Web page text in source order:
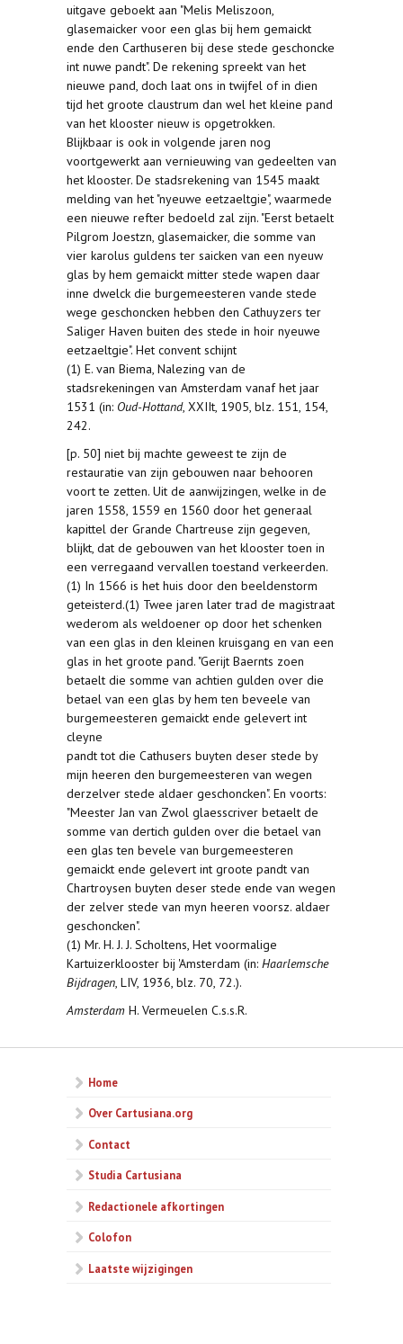
uitgave geboekt aan "Melis Meliszoon,
glasemaicker voor een glas bij hem gemaickt
ende den Carthuseren bij dese stede geschoncke
int nuwe pandt". De rekening spreekt van het
nieuwe pand, doch laat ons in twijfel of in dien
tijd het groote claustrum dan wel het kleine pand
van het klooster nieuw is opgetrokken.
Blijkbaar is ook in volgende jaren nog
voortgewerkt aan vernieuwing van gedeelten van
het klooster. De stadsrekening van 1545 maakt
melding van het "nyeuwe eetzaeltgie", waarmede
een nieuwe refter bedoeld zal zijn. "Eerst betaelt
Pilgrom Joestzn, glasemaicker, die somme van
vier karolus guldens ter saicken van een nyeuw
glas by hem gemaickt mitter stede wapen daar
inne dwelck die burgemeesteren vande stede
wege geschoncken hebben den Cathuyzers ter
Saliger Haven buiten des stede in hoir nyeuwe
eetzaeltgie". Het convent schijnt
(1) E. van Biema, Nalezing van de
stadsrekeningen van Amsterdam vanaf het jaar
1531 (in: Oud-Hottand, XXIIt, 1905, blz. 151, 154,
242.
[p. 50] niet bij machte geweest te zijn de
restauratie van zijn gebouwen naar behooren
voort te zetten. Uit de aanwijzingen, welke in de
jaren 1558, 1559 en 1560 door het generaal
kapittel der Grande Chartreuse zijn gegeven,
blijkt, dat de gebouwen van het klooster toen in
een verregaand vervallen toestand verkeerden.
(1) In 1566 is het huis door den beeldenstorm
geteisterd.(1) Twee jaren later trad de magistraat
wederom als weldoener op door het schenken
van een glas in den kleinen kruisgang en van een
glas in het groote pand. "Gerijt Baernts zoen
betaelt die somme van achtien gulden over die
betael van een glas by hem ten beveele van
burgemeesteren gemaickt ende gelevert int
cleyne
pandt tot die Cathusers buyten deser stede by
mijn heeren den burgemeesteren van wegen
derzelver stede aldaer geschoncken". En voorts:
"Meester Jan van Zwol glaesscriver betaelt de
somme van dertich gulden over die betael van
een glas ten bevele van burgemeesteren
gemaickt ende gelevert int groote pandt van
Chartroysen buyten deser stede ende van wegen
der zelver stede van myn heeren voorsz. aldaer
geschoncken".
(1) Mr. H. J. J. Scholtens, Het voormalige
Kartuizerklooster bij 'Amsterdam (in: Haarlemsche
Bijdragen, LIV, 1936, blz. 70, 72.).
Amsterdam H. Vermeuelen C.s.s.R.
Home
Over Cartusiana.org
Contact
Studia Cartusiana
Redactionele afkortingen
Colofon
Laatste wijzigingen